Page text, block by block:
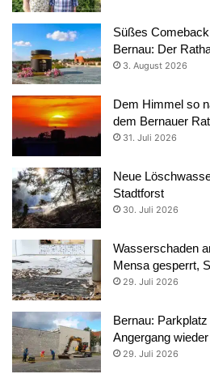
Süßes
Bernau: Der
3. August 2026
Dem Himmel so
dem Bernauer
31. Juli 2026
Neue
Stadtforst
30. Juli 2026
Wasserschaden
Mensa gesperrt,
29. Juli 2026
Bernau:
Angergang
29. Juli 2026